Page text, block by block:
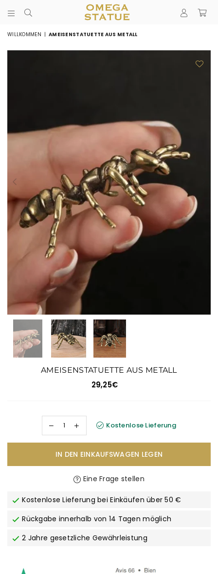
DÉCORATION
WILLKOMMEN | AMEISENSTATUETTE AUS METALL
AMEISENSTATUETTE AUS METALL
Normaler
29,25€
Kostenlose Lieferung
IN DEN EINKAUFSWAGEN LEGEN
Eine Frage stellen
Kostenlose Lieferung bei Einkäufen über 50 €
Rückgabe innerhalb von 14 Tagen möglich
2 Jahre gesetzliche Gewährleistung